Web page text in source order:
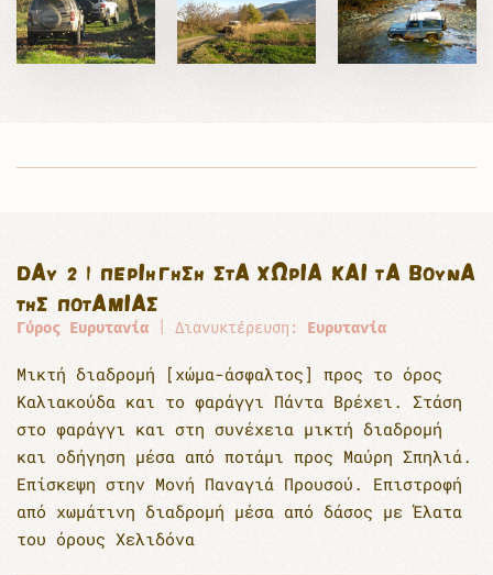
DAY 2 | ΠΕΡΙΉΓΗΣΗ ΣΤΑ ΧΩΡΊΑ ΚΑΙ ΤΑ ΒΟΥΝΆ
ΤΗΣ ΠΟΤΑΜΙΆΣ
Γύρος Ευρυτανία | Διανυκτέρευση: Ευρυτανία
Μικτή διαδρομή [χώμα-άσφαλτος] προς το όρος
Καλιακούδα και το φαράγγι Πάντα Βρέχει. Στάση
στο φαράγγι και στη συνέχεια μικτή διαδρομή
και οδήγηση μέσα από ποτάμι προς Μαύρη Σπηλιά.
Επίσκεψη στην Μονή Παναγιά Προυσού. Επιστροφή
από χωμάτινη διαδρομή μέσα από δάσος με Έλατα
του όρους Χελιδόνα